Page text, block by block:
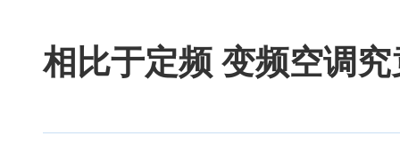
相比于定频 变频空调